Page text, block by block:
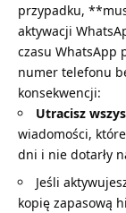
przypadku,
aktywacji
czasu WhatsApp
numer telefonu
konsekwencji:
Utracisz
wiadomości,
dni i nie dotarły
Jeśli
kopię zapasową